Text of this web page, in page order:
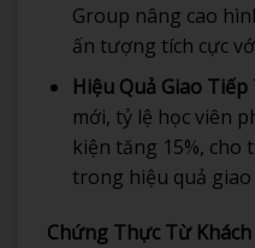
Group nâng cao
ấn tượng tích cực
Hiệu Quả Giao Tiếp
mới, tỷ lệ học viên
kiện tăng 15%, cho
trong hiệu quả
Chứng Thực Từ